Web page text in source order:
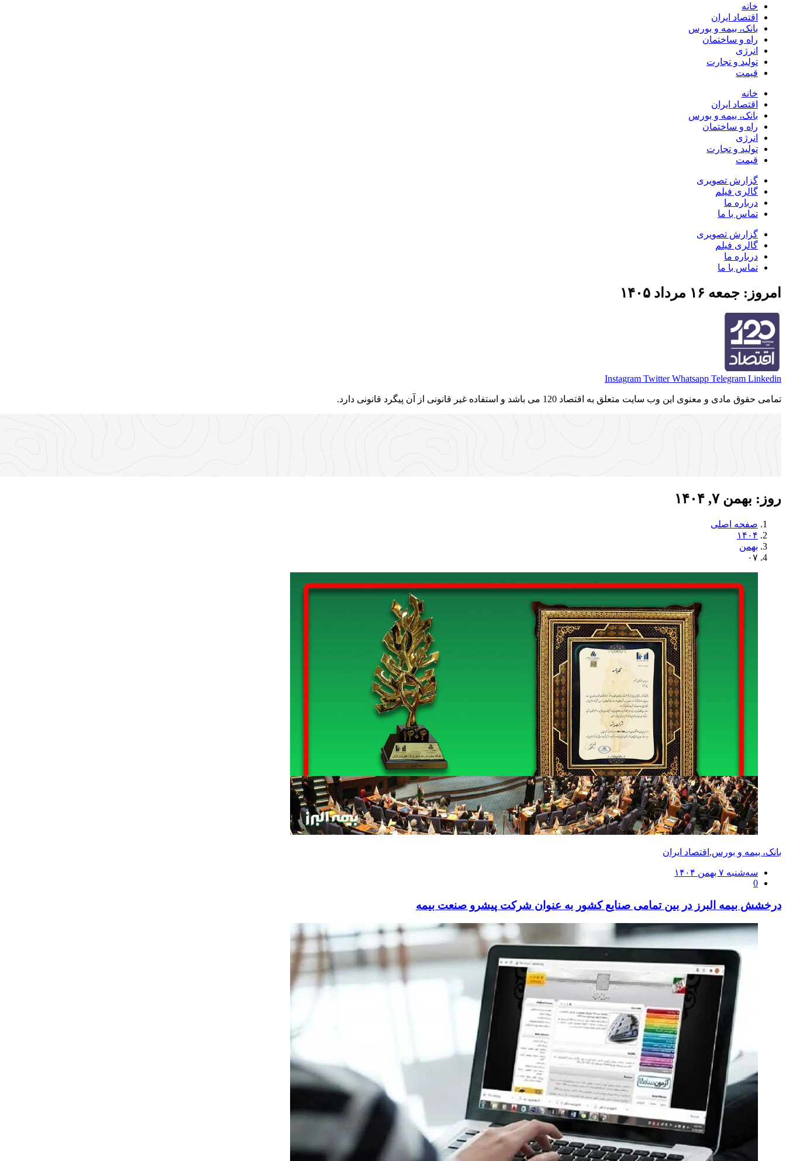
خانه
اقتصاد ایران
بانک، بیمه و بورس
راه و ساختمان
انرژی
تولید و تجارت
قیمت
خانه
اقتصاد ایران
بانک، بیمه و بورس
راه و ساختمان
انرژی
تولید و تجارت
قیمت
گزارش تصویری
گالری فیلم
درباره ما
تماس با ما
گزارش تصویری
گالری فیلم
درباره ما
تماس با ما
امروز: جمعه ۱۶ مرداد ۱۴۰۵
Instagram Twitter Whatsapp Telegram Linkedin
تمامی حقوق مادی و معنوی این وب سایت متعلق به اقتصاد 120 می باشد و استفاده غیر قانونی از آن پیگرد قانونی دارد.
روز: بهمن ۷, ۱۴۰۴
صفحه اصلی
۱۴۰۴
بهمن
۰۷
بانک، بیمه و بورس, اقتصاد ایران
ارسال
شده
سه‌شنبه ۷ بهمن ۱۴۰۴
0
درخشش بیمه البرز در بین تمامی صنایع کشور به عنوان شرکت پیشرو صنعت بیمه